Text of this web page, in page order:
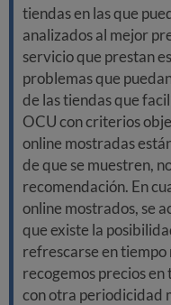
tiendas en las que
analizados al mejor
servicio que prestan
problemas que
de las tiendas que
OCU con criterios
online mostradas
de que se muestren,
recomendación. En
online mostrados, se
que existe la
refrescarse en tiempo
recogemos precios en
con otra periodicidad